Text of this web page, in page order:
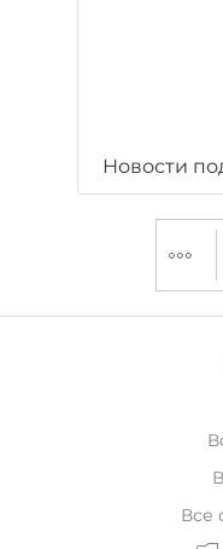
Новости
Все